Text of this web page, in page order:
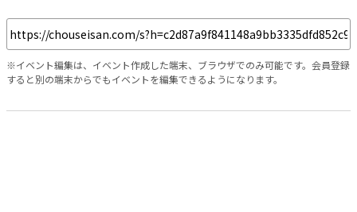
※イベント編集は、イベント作成した端末、ブラウザでのみ可能です。会員登録
すると別の端末からでもイベントを編集できるようになります。